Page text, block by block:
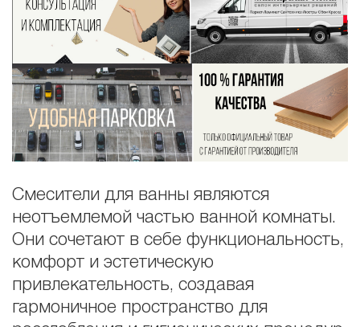
Смесители для ванны являются
неотъемлемой частью ванной комнаты.
Они сочетают в себе функциональность,
комфорт и эстетическую
привлекательность, создавая
гармоничное пространство для